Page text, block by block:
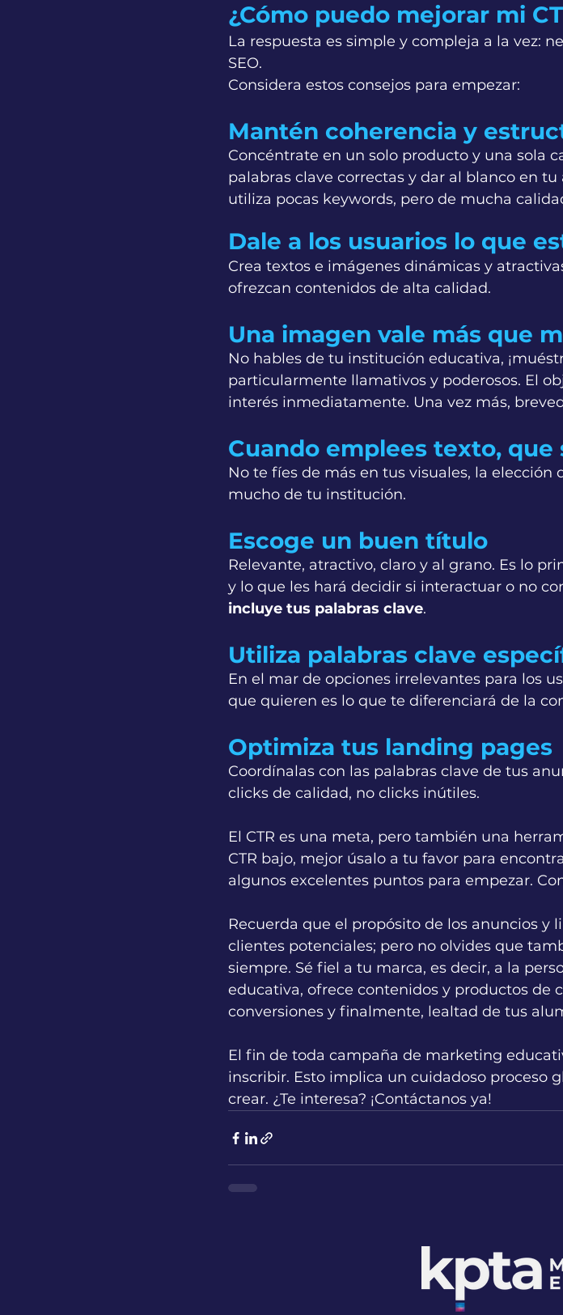
¿Cómo puedo mejorar mi
La respuesta es simple y compleja a la vez:
SEO.
Considera estos consejos para empezar:
Mantén coherencia y
Concéntrate en un solo producto y una sola
palabras clave correctas y dar al blanco en
utiliza pocas keywords, pero de mucha
Dale a los usuarios lo que
Crea textos e imágenes dinámicas y
ofrezcan contenidos de alta calidad.
Una imagen vale más que
No hables de tu institución educativa,
particularmente llamativos y poderosos. El
interés inmediatamente. Una vez más,
Cuando emplees texto, que
No te fíes de más en tus visuales, la
mucho de tu institución.
Escoge un buen título
Relevante, atractivo, claro y al grano. Es lo
y lo que les hará decidir si interactuar o no
incluye tus palabras clave.
Utiliza palabras clave
En el mar de opciones irrelevantes para los
que quieren es lo que te diferenciará de la
Optimiza tus landing pages
Coordínalas con las palabras clave de tus
clicks de calidad, no clicks inútiles.
El CTR es una meta, pero también una
CTR bajo, mejor úsalo a tu favor para
algunos excelentes puntos para empezar.
Recuerda que el propósito de los anuncios y
clientes potenciales; pero no olvides que
siempre. Sé fiel a tu marca, es decir, a la
educativa, ofrece contenidos y productos de
conversiones y finalmente, lealtad de tus
El fin de toda campaña de marketing
inscribir. Esto implica un cuidadoso proceso
crear. ¿Te interesa? ¡Contáctanos ya!